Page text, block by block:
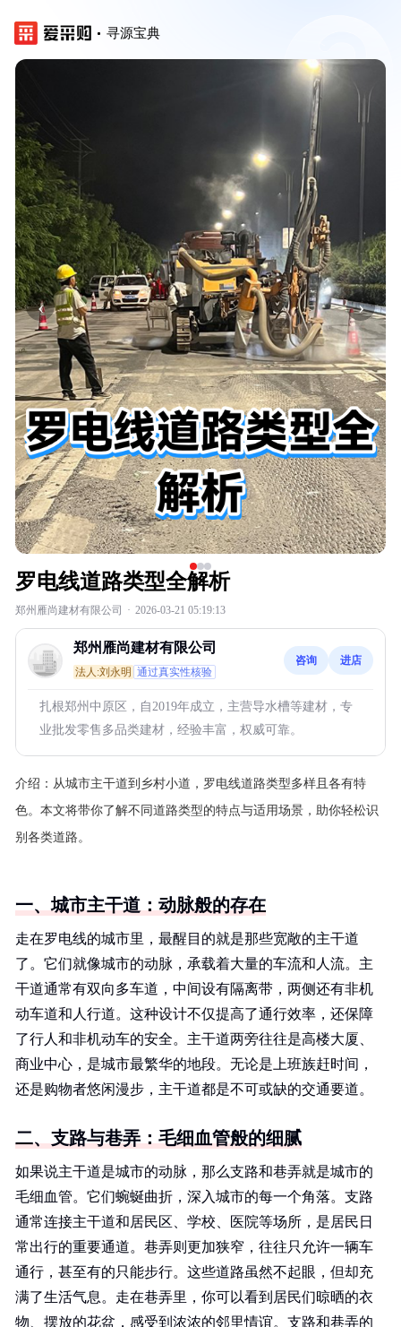
寻源宝典
‹ ›
罗电线道路类型全解析
郑州雁尚建材有限公司 · 2026-03-21 05:19:13
郑州雁尚建材有限公司
法人:刘永明 通过真实性核验
咨询 进店
扎根郑州中原区，自2019年成立，主营导水槽等建材，专
业批发零售多品类建材，经验丰富，权威可靠。
介绍： 从城市主干道到乡村小道，罗电线道路类型多样且各有特
色。本文将带你了解不同道路类型的特点与适用场景，助你轻松识
别各类道路。
一、城市主干道：动脉般的存在
走在罗电线的城市里，最醒目的就是那些宽敞的主干道
了。它们就像城市的动脉，承载着大量的车流和人流。主
干道通常有双向多车道，中间设有隔离带，两侧还有非机
动车道和人行道。这种设计不仅提高了通行效率，还保障
了行人和非机动车的安全。主干道两旁往往是高楼大厦、
商业中心，是城市最繁华的地段。无论是上班族赶时间，
还是购物者悠闲漫步，主干道都是不可或缺的交通要道。
二、支路与巷弄：毛细血管般的细腻
如果说主干道是城市的动脉，那么支路和巷弄就是城市的
毛细血管。它们蜿蜒曲折，深入城市的每一个角落。支路
通常连接主干道和居民区、学校、医院等场所，是居民日
常出行的重要通道。巷弄则更加狭窄，往往只允许一辆车
通行，甚至有的只能步行。这些道路虽然不起眼，但却充
满了生活气息。走在巷弄里，你可以看到居民们晾晒的衣
物、摆放的花盆，感受到浓浓的邻里情谊。支路和巷弄的